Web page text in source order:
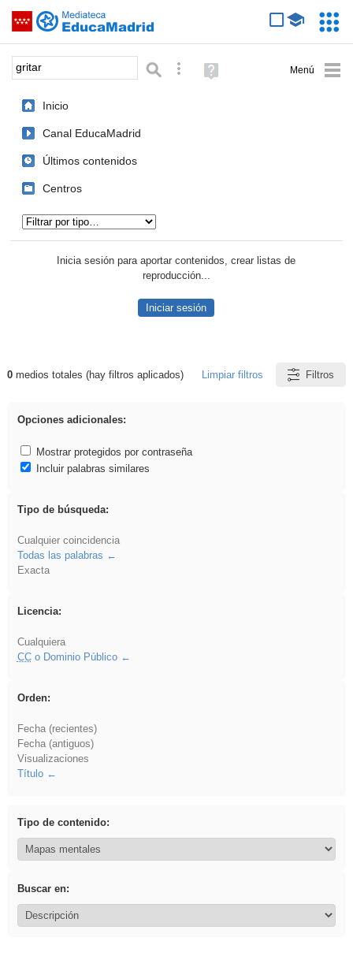
Saltar navegación
Palabra o frase: Búsqueda avanzada
Ayuda
(en
Inicio
Canal EducaMadrid
Últimos contenidos
Centros
Inicia sesión para aportar contenidos, crear listas de
reproducción...
Iniciar sesión
Resultados de: gritar
0medios totales (hay filtros aplicados) Limpiar filtros Filtros
Opciones adicionales:
Mostrar protegidos por contraseña
Incluir palabras similares
Tipo de búsqueda:
Cualquier coincidencia
Todas las palabras
Exacta
Licencia:
Cualquiera
CCo Dominio Público
Orden:
Fecha (recientes)
Fecha (antiguos)
Visualizaciones
Título
Tipo de contenido:
Buscar en: